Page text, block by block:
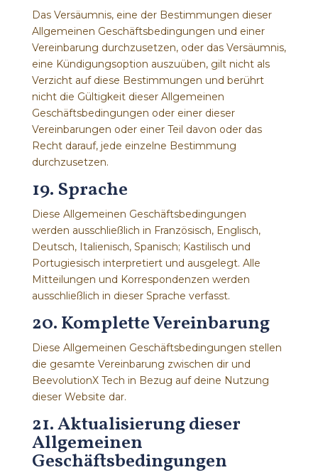
Das Versäumnis, eine der Bestimmungen dieser
Allgemeinen Geschäftsbedingungen und einer
Vereinbarung durchzusetzen, oder das Versäumnis,
eine Kündigungsoption auszuüben, gilt nicht als
Verzicht auf diese Bestimmungen und berührt
nicht die Gültigkeit dieser Allgemeinen
Geschäftsbedingungen oder einer dieser
Vereinbarungen oder einer Teil davon oder das
Recht darauf, jede einzelne Bestimmung
durchzusetzen.
19. Sprache
Diese Allgemeinen Geschäftsbedingungen
werden ausschließlich in Französisch, Englisch,
Deutsch, Italienisch, Spanisch; Kastilisch und
Portugiesisch interpretiert und ausgelegt. Alle
Mitteilungen und Korrespondenzen werden
ausschließlich in dieser Sprache verfasst.
20. Komplette Vereinbarung
Diese Allgemeinen Geschäftsbedingungen stellen
die gesamte Vereinbarung zwischen dir und
BeevolutionX Tech in Bezug auf deine Nutzung
dieser Website dar.
21. Aktualisierung dieser
Allgemeinen
Geschäftsbedingungen